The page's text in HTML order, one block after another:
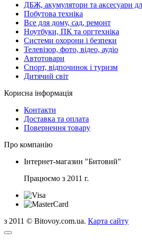
ДБЖ, акумулятори та аксесуари
Побутова техніка
Все для дому, сад, ремонт
Ноутбуки, ПК та оргтехніка
Системи охорони і безпеки
Телевізор, фото, відео, аудіо
Автотовари
Спорт, відпочинок і туризм
Дитячий світ
Корисна інформація
Контакти
Доставка та оплата
Повернення товару
Про компанію
Інтернет-магазин "Битовий"
Працюємо з 2011 г.
з 2011 © Bitovoy.com.ua. Карта сайту